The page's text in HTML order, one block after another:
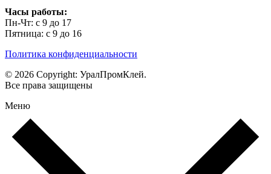
Часы работы:
Пн-Чт: с 9 до 17
Пятница: с 9 до 16
Политика конфиденциальности
© 2026 Copyright: УралПромКлей.
Все права защищены
Меню